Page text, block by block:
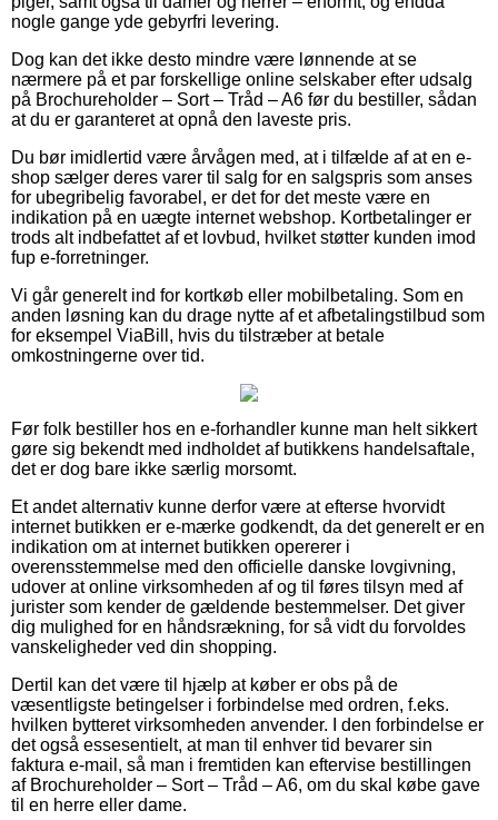
nogle gange yde gebyrfri levering.
Dog kan det ikke desto mindre være lønnende at se
nærmere på et par forskellige online selskaber efter udsalg
på Brochureholder – Sort – Tråd – A6 før du bestiller, sådan
at du er garanteret at opnå den laveste pris.
Du bør imidlertid være årvågen med, at i tilfælde af at en e-
shop sælger deres varer til salg for en salgspris som anses
for ubegribelig favorabel, er det for det meste være en
indikation på en uægte internet webshop. Kortbetalinger er
trods alt indbefattet af et lovbud, hvilket støtter kunden imod
fup e-forretninger.
Vi går generelt ind for kortkøb eller mobilbetaling. Som en
anden løsning kan du drage nytte af et afbetalingstilbud som
for eksempel ViaBill, hvis du tilstræber at betale
omkostningerne over tid.
Før folk bestiller hos en e-forhandler kunne man helt sikkert
gøre sig bekendt med indholdet af butikkens handelsaftale,
det er dog bare ikke særlig morsomt.
Et andet alternativ kunne derfor være at efterse hvorvidt
internet butikken er e-mærke godkendt, da det generelt er en
indikation om at internet butikken opererer i
overensstemmelse med den officielle danske lovgivning,
udover at online virksomheden af og til føres tilsyn med af
jurister som kender de gældende bestemmelser. Det giver
dig mulighed for en håndsrækning, for så vidt du forvoldes
vanskeligheder ved din shopping.
Dertil kan det være til hjælp at køber er obs på de
væsentligste betingelser i forbindelse med ordren, f.eks.
hvilken bytteret virksomheden anvender. I den forbindelse er
det også essesentielt, at man til enhver tid bevarer sin
faktura e-mail, så man i fremtiden kan eftervise bestillingen
af Brochureholder – Sort – Tråd – A6, om du skal købe gave
til en herre eller dame.